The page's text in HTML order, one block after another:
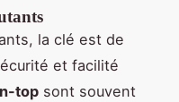
la clé est de
et facilité
top sont souvent